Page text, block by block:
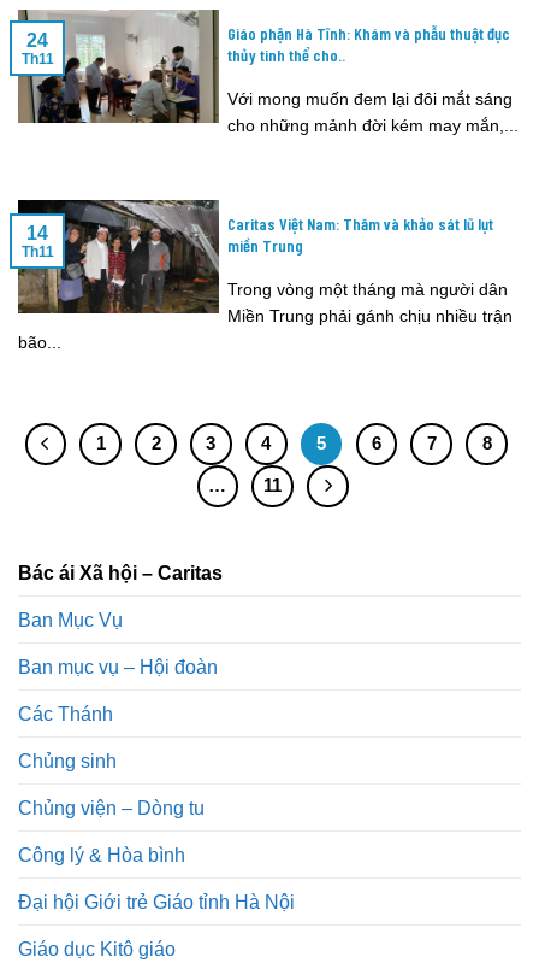
Giáo phận Hà Tĩnh: Khám và phẫu thuật đục
thủy tinh thể cho..
Với mong muốn đem lại đôi mắt sáng
cho những mảnh đời kém may mắn,...
24
Th11
Caritas Việt Nam: Thăm và khảo sát lũ lụt
miền Trung
Trong vòng một tháng mà người dân
Miền Trung phải gánh chịu nhiều trận
bão...
14
Th11
1 2 3 4 5 6 7 8
… 11
Bác ái Xã hội – Caritas
Ban Mục Vụ
Ban mục vụ – Hội đoàn
Các Thánh
Chủng sinh
Chủng viện – Dòng tu
Công lý & Hòa bình
Đại hội Giới trẻ Giáo tỉnh Hà Nội
Giáo dục Kitô giáo